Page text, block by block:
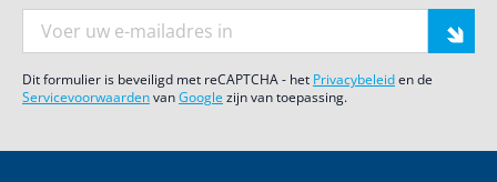
Dit formulier is beveiligd met reCAPTCHA - het Privacybeleiden de
ServicevoorwaardenvanGoogle zijn van toepassing.